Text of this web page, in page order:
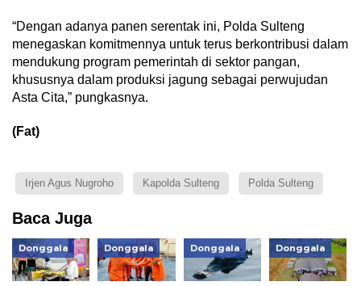
“Dengan adanya panen serentak ini, Polda Sulteng
menegaskan komitmennya untuk terus berkontribusi dalam
mendukung program pemerintah di sektor pangan,
khususnya dalam produksi jagung sebagai perwujudan
Asta Cita,” pungkasnya.
(Fat)
Irjen Agus Nugroho Kapolda Sulteng Polda Sulteng
Baca Juga
Donggala Donggala Donggala Donggala